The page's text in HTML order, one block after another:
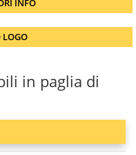
INFO
in paglia di